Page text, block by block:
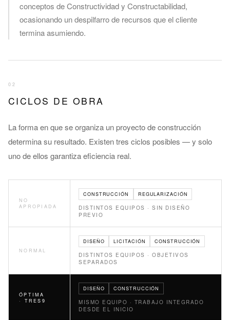
conceptos de Constructividad y Constructabilidad,
ocasionando un despilfarro de recursos que el cliente
termina asumiendo.
02
CICLOS DE OBRA
La forma en que se organiza un proyecto de construcción
determina su resultado. Existen tres ciclos posibles — y solo
uno de ellos garantiza eficiencia real.
NO
APROPIADA
CONSTRUCCIÓN REGULARIZACIÓN
DISTINTOS EQUIPOS · SIN DISEÑO
PREVIO
NORMAL
DISEÑO LICITACIÓN CONSTRUCCIÓN
DISTINTOS EQUIPOS · OBJETIVOS
SEPARADOS
ÓPTIMA
· TRES9
DISEÑO CONSTRUCCIÓN
MISMO EQUIPO · TRABAJO INTEGRADO
DESDE EL INICIO